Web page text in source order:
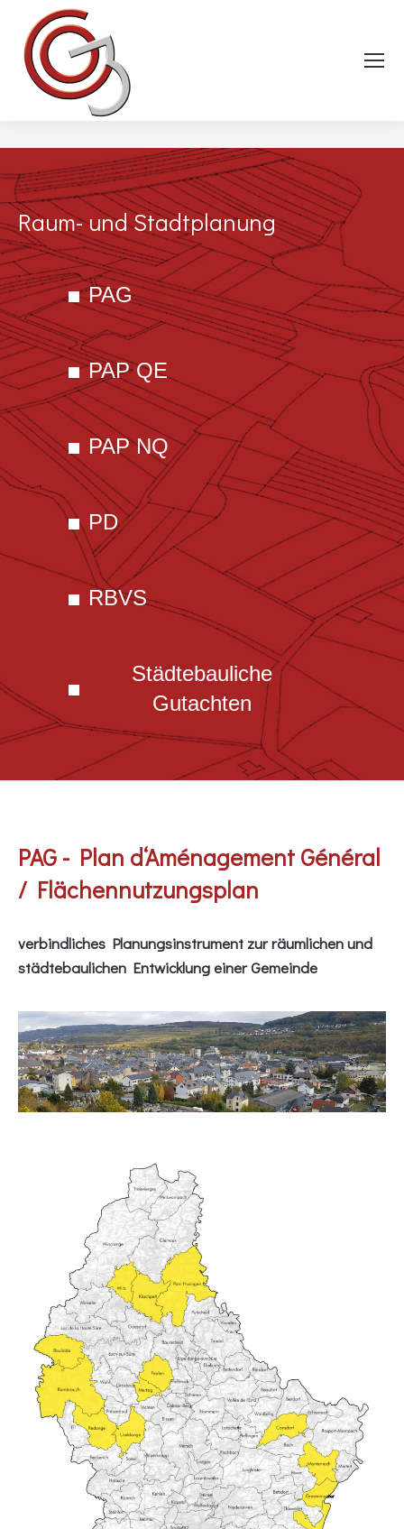
Raum- und Stadtplanung
PAG
PAP QE
PAP NQ
PD
RBVS
Städtebauliche
Gutachten
PAG - Plan d‘Aménagement Général
/ Flächennutzungsplan
verbindliches Planungsinstrument zur räumlichen und
städtebaulichen Entwicklung einer Gemeinde